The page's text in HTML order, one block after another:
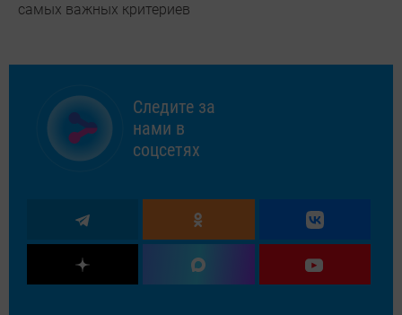
самых важных критериев
Следите за
нами в
соцсетях